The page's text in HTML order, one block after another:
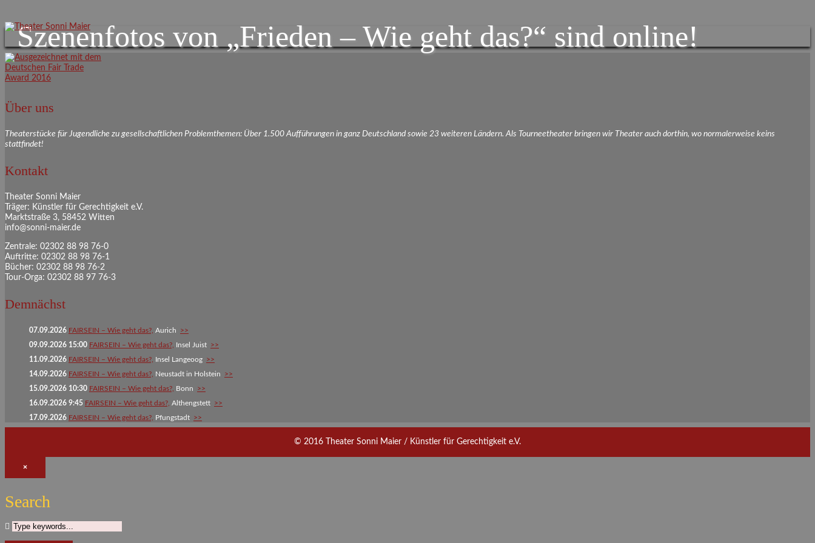
Szenenfotos von „Frieden – Wie geht das?“ sind online!
Über uns
Theaterstücke für Jugendliche zu gesellschaftlichen Problemthemen: Über 1.500 Aufführungen in ganz Deutschland sowie 23 weiteren Ländern. Als Tourneetheater bringen wir Theater auch dorthin, wo normalerweise keins
stattfindet!
Kontakt
Theater Sonni Maier
Träger: Künstler für Gerechtigkeit e.V.
Marktstraße 3, 58452 Witten
info@sonni-maier.de
Zentrale: 02302 88 98 76-0
Auftritte: 02302 88 98 76-1
Bücher: 02302 88 98 76-2
Tour-Orga: 02302 88 97 76-3
Demnächst
07.09.2026 FAIRSEIN – Wie geht das?, Aurich >>
09.09.2026 15:00 FAIRSEIN – Wie geht das?, Insel Juist >>
11.09.2026 FAIRSEIN – Wie geht das?, Insel Langeoog >>
14.09.2026 FAIRSEIN – Wie geht das?, Neustadt in Holstein >>
15.09.2026 10:30 FAIRSEIN – Wie geht das?, Bonn >>
16.09.2026 9:45 FAIRSEIN – Wie geht das?, Althengstett >>
17.09.2026 FAIRSEIN – Wie geht das?, Pfungstadt >>
© 2016 Theater Sonni Maier / Künstler für Gerechtigkeit e.V.
×
Search